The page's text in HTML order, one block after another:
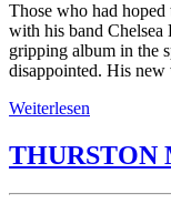
Those who had
with his band
gripping album in the
disappointed. His
Weiterlesen
THURSTON